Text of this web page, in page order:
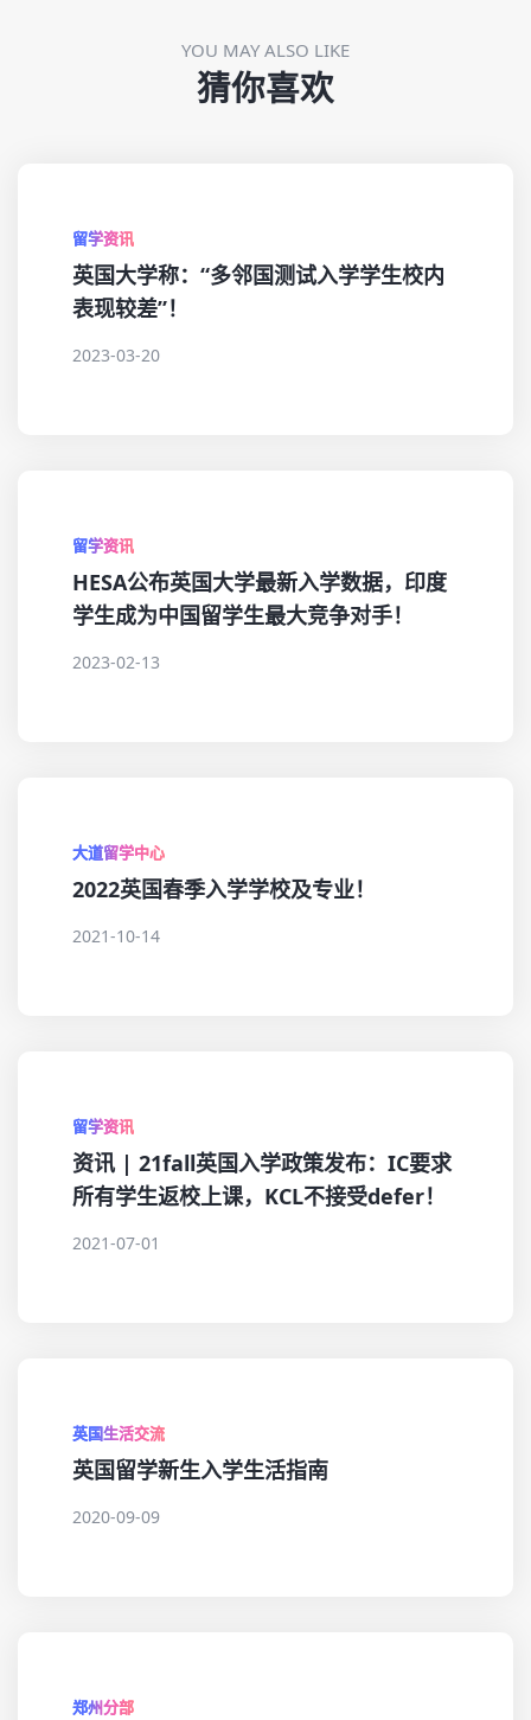
YOU MAY ALSO LIKE
猜你喜欢
留学资讯
英国大学称：“多邻国测试入学学生校内
表现较差”！
2023-03-20
留学资讯
HESA公布英国大学最新入学数据，印度
学生成为中国留学生最大竞争对手！
2023-02-13
大道留学中心
2022英国春季入学学校及专业！
2021-10-14
留学资讯
资讯 | 21fall英国入学政策发布：IC要求
所有学生返校上课，KCL不接受defer！
2021-07-01
英国生活交流
英国留学新生入学生活指南
2020-09-09
郑州分部